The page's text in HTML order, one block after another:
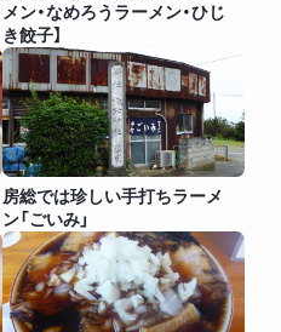
メン・なめろうラーメン・ひじ
き餃子】
房総では珍しい手打ちラーメ
ン「ごいみ」